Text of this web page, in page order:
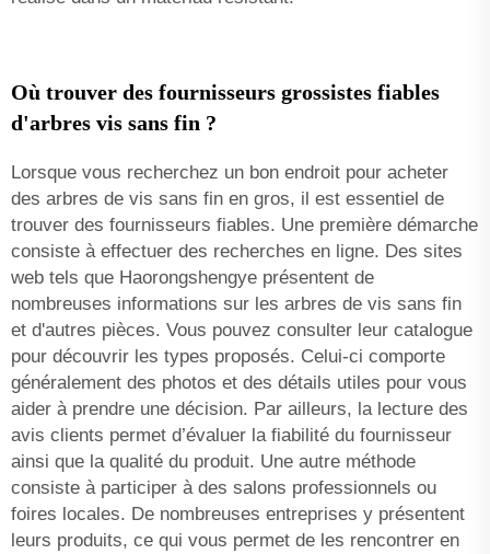
Où trouver des fournisseurs grossistes fiables
d'arbres vis sans fin ?
Lorsque vous recherchez un bon endroit pour acheter
des arbres de vis sans fin en gros, il est essentiel de
trouver des fournisseurs fiables. Une première démarche
consiste à effectuer des recherches en ligne. Des sites
web tels que Haorongshengye présentent de
nombreuses informations sur les arbres de vis sans fin
et d'autres pièces. Vous pouvez consulter leur catalogue
pour découvrir les types proposés. Celui-ci comporte
généralement des photos et des détails utiles pour vous
aider à prendre une décision. Par ailleurs, la lecture des
avis clients permet d’évaluer la fiabilité du fournisseur
ainsi que la qualité du produit. Une autre méthode
consiste à participer à des salons professionnels ou
foires locales. De nombreuses entreprises y présentent
leurs produits, ce qui vous permet de les rencontrer en